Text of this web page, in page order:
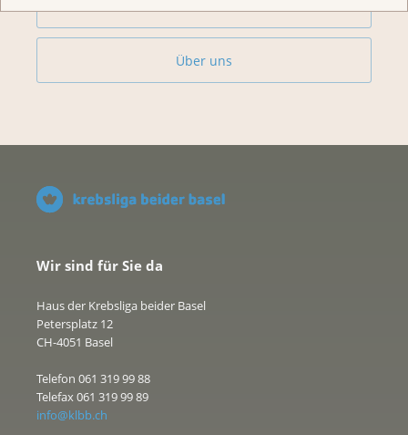
Über uns
Wir sind für Sie da
Haus der Krebsliga beider Basel
Petersplatz 12
CH-4051 Basel
Telefon 061 319 99 88
Telefax 061 319 99 89
info@klbb.ch